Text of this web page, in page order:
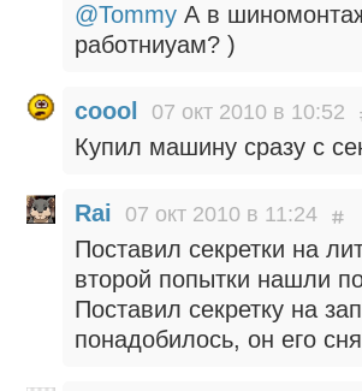
@Tommy А в
работниуам? )
coool 07 окт 2010 в 10:52
Купил машину сразу с
Rai 07 окт 2010 в 11:24
Поставил секретки на
второй попытки нашли
Поставил секретку на
понадобилось, он его